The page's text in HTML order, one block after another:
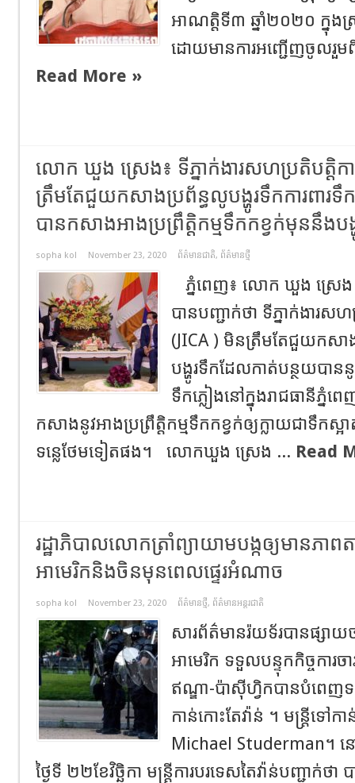
អាណត្តិទី៣ ឆ្នាំ២០២០ ក្នុងស្
ដោយមានការអញ្ជើញចូល
Read More »
លោក ឃួង ស្រេង៖ ទីភ្នាក់ងារសហប្រតិបត្ដិកា
ត្រឹមតែជួយកសាងប្រព័ន្ធលូបង្ហូរទឹកការពារ
បានកសាងអាងប្រព្រឹត្តិកម្មទឹកកខ្វក់មុននឹងប
sopha kol November 23, 2020 ព័ត៌មានជាតិ, ព័ត៌មានថ្មី
ភ្នំពេញ៖ លោក ឃួង ស្រេង
បានបញ្ជាក់ថា ទីភ្នាក់ងារសហ
(JICA ) មិនត្រឹមតែជួយកសាង
បង្ហូរទឹកដែលកាត់បន្ថយប
ទឹកភ្លៀងនៅក្នុងរាជធានីភ្នំព
កសាងនូវអាងប្រព្រឹត្តិកម្មទឹកកខ្វក់ឲ្យក្លាយជាទឹកស្
ទន្លេថែមទៀតផង។ លោកឃួង ស្រេង ... Read
រដ្ឋាភិបាលលោកត្រាំ​​ព្យាយាមបង្កឲ្យមានភាពត
អាមេរិក​និងចិនមុនពេលផ្ទេរអំណាច
sopha kol November 23, 2020 ព័ត៌មានថ្មី, ព័ត៌មានអន្តរជាតិ
សារព័ត៌មានរ៉យទ័របានផ្សាយ
អាមេរិក ទទួលបន្ទុកកិច្ចការចា
ឥណ្ឌា-ប៉ាស៊ីហ្វិក​​បានបំពេញ
កាន់កោះតែវ៉ាន់ ។​​ ​មន្ត្រីទៅក
Michael Studerman​។ ​ន
ថ្ងៃទី ២២ខែវិច្ឆិកា មន្ត្រីការបរទេសតៃវ៉ាន់បញ្ជាក់